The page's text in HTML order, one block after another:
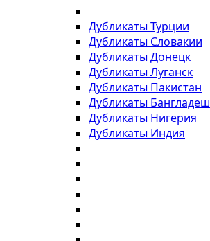
Дубликаты Турции
Дубликаты Словакии
Дубликаты Донецк
Дубликаты Луганск
Дубликаты Пакистан
Дубликаты Бангладеш
Дубликаты Нигерия
Дубликаты Индия